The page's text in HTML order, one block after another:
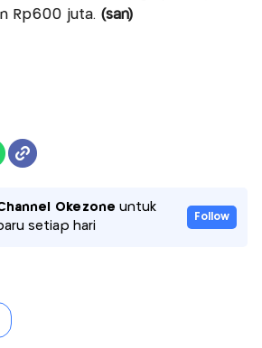
Rp600 juta. (san)
Okezone untuk
setiap hari
Follow